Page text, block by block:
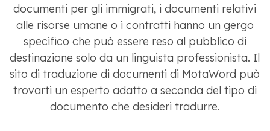
documenti per gli immigrati, i documenti relativi
alle risorse umane o i contratti hanno un gergo
specifico che può essere reso al pubblico di
destinazione solo da un linguista professionista. Il
sito di traduzione di documenti di MotaWord può
trovarti un esperto adatto a seconda del tipo di
documento che desideri tradurre.